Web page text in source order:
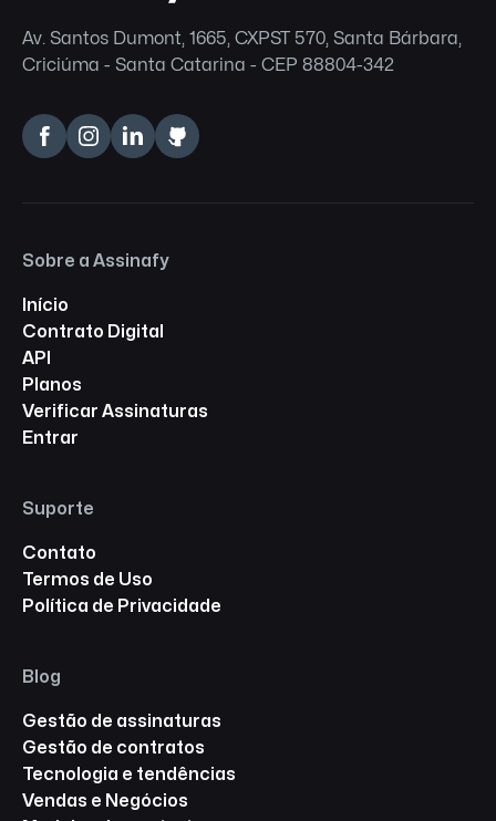
Av. Santos Dumont, 1665, CXPST 570, Santa Bárbara,
Criciúma - Santa Catarina - CEP 88804-342
Sobre a Assinafy
Início
Contrato Digital
API
Planos
Verificar Assinaturas
Entrar
Suporte
Contato
Termos de Uso
Política de Privacidade
Blog
Gestão de assinaturas
Gestão de contratos
Tecnologia e tendências
Vendas e Negócios